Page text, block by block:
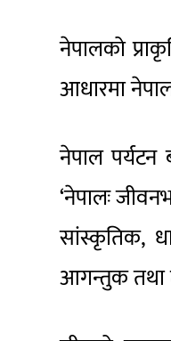
नेपालको
आधारमा
नेपाल पर्यटन
‘नेपालः
सांस्कृतिक,
आगन्तुक तथा